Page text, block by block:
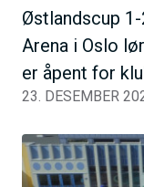
Østlandscup
Arena i Oslo
er åpent for
23. DESEMBER
B
i